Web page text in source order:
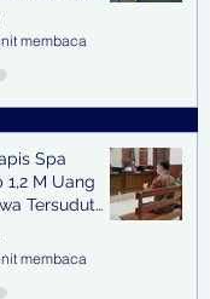
Pangan
membaca
Spa
1,2 M Uang
Tersudut
Kunci
membaca